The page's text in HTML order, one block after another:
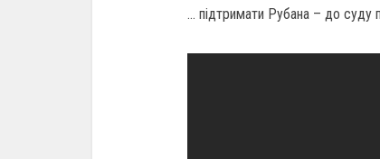
… підтримати Рубана – до суду